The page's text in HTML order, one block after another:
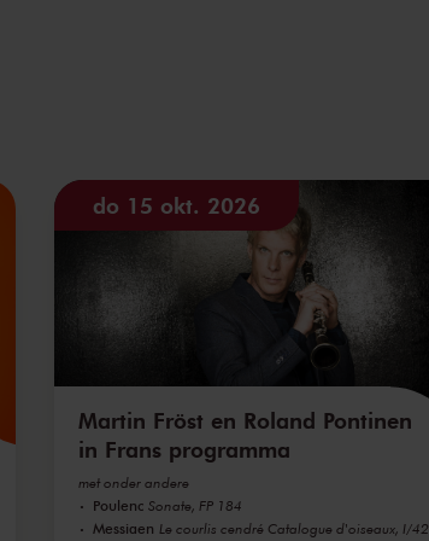
do 15 okt. 2026
Martin Fröst en Roland Pontinen
in Frans programma
met onder andere
Poulenc Sonate, FP 184
Messiaen Le courlis cendré Catalogue d'oiseaux, I/42